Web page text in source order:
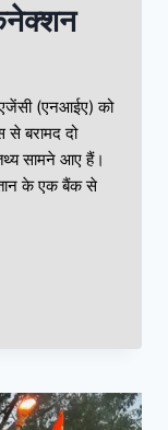
(एनआईए) को
से बरामद दो
सामने आए हैं।
के एक बैंक से